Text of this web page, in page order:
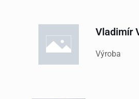
Vladimír
Výroba